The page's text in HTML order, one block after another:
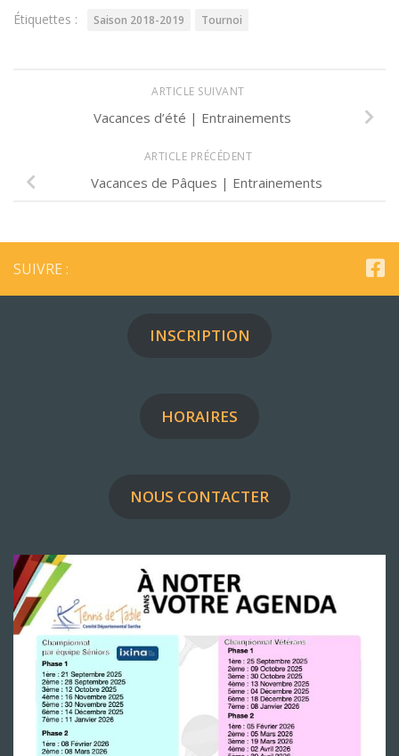
Étiquettes : Saison 2018-2019 Tournoi
ARTICLE SUIVANT
Vacances d’été | Entrainements
ARTICLE PRÉCÉDENT
Vacances de Pâques | Entrainements
SUIVRE :
INSCRIPTION
HORAIRES
NOUS CONTACTER